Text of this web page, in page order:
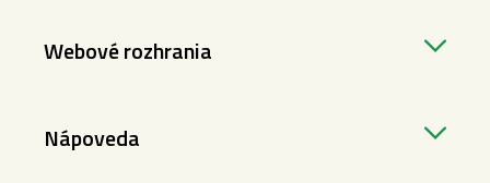
Webové rozhrania
Nápoveda